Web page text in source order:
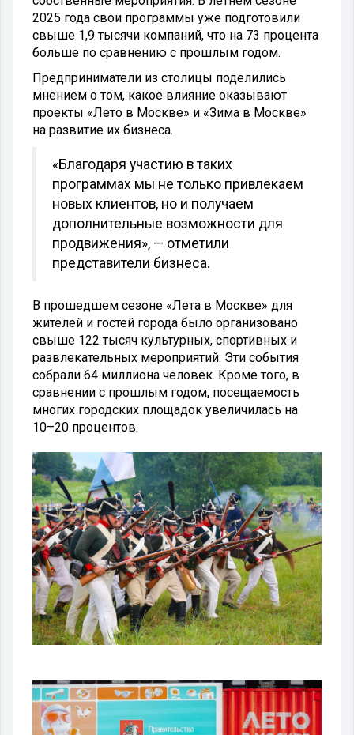
2025 года свои программы уже подготовили
свыше 1,9 тысячи компаний, что на 73 процента
больше по сравнению с прошлым годом.
Предприниматели из столицы поделились
мнением о том, какое влияние оказывают
проекты «Лето в Москве» и «Зима в Москве»
на развитие их бизнеса.
«Благодаря участию в таких
программах мы не только привлекаем
новых клиентов, но и получаем
дополнительные возможности для
продвижения», — отметили
представители бизнеса.
В прошедшем сезоне «Лета в Москве» для
жителей и гостей города было организовано
свыше 122 тысяч культурных, спортивных и
развлекательных мероприятий. Эти события
собрали 64 миллиона человек. Кроме того, в
сравнении с прошлым годом, посещаемость
многих городских площадок увеличилась на
10–20 процентов.